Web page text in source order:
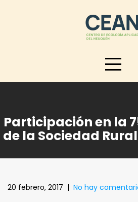
Participación en la
de la Sociedad
20 febrero, 2017 | No hay